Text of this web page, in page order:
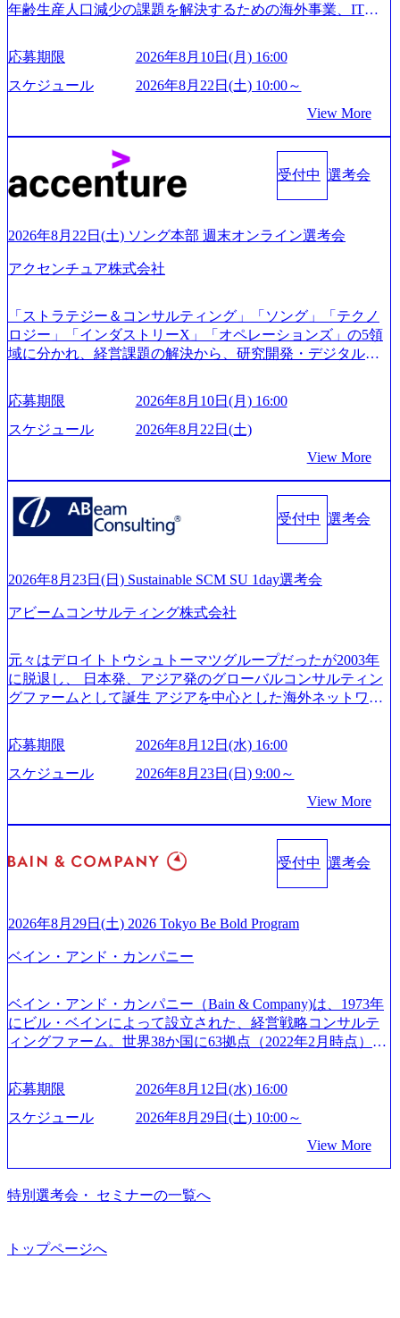
年齢生産人口減少の課題を解決するための海外事業、IT事
以上の事業を展開する オールインハウスの組織体制をとっ
ており社内で新しい事業開発などの人員調達できる 独立資
本経営をとっており、事業創造の自由度が高い https://storag
s/20240925162633_7242d0de-3e54-4f03-b076-00318d5c0dff_120
0x644.webp レバレジーズ株式会社 会社説明資料 (https://spea
kerdeck.com/leverages/leverages-hui-she-shao-jie-zi-liao-zhong-tu-
cai-yong-xiang-ke) 「働く人」「事業・サービス」「カルチャ
ー」など、レバレジーズのリアルを取り上げています！ (htt
「外国人留学生等受入環境整備事業委託業務」を受託 (http
s://prtimes.jp/main/html/rd/p/000000612.000010591.html) レバレ
ジーズ、モチベーション管理システム「NALYSYS」リリー
m/@leveragesCh) レバレジーズで活躍するメンバー紹介！〜
管理職種編 〜 (https://www.youtube.com/watch?v=RETwZKac2
UI) レバレジーズで活躍するメンバー紹介！〜 営業職種編
来黒字を維持し、急成長中でありながら安定した事業を展
円を目指す日本にもなかなかないメガベンチャー。創業か
ら黒字経営。年間130%成長 https://storage.googleapis.com/our-
527843-d227-4df8-b86c-5587f843fdf6_1200x471.webp https://stor
age.googleapis.com/our-vision-production.appspot.com/public/imag
es/20251030164946_dc0888f6-0539-4887-84d7-34c8d8544226_1
200x666.webp 年間100億円規模の投資の元、10以上もの新規
能 社内転職が活発であり、多様なスキルを1社で身に着ける
ことが可能 事業開発・運用を内包かする「オールインハウ
ス」型の組織体。社内スカウトや社内公募制度を用いて主
165942_70f09968-1b27-43e6-b849-1cd107c4f488_1200x698.web
p ## 働き方／WLB／待遇 内装8億円超のかっこいいオフィ
スがあり、 働き甲斐のあるランキング、新卒注目ランキン
ため事業創造の自由度が高く、赤字事業でも投資して長期
的な成長を若手に任せられる環境 対面でのコミュニケーシ
ョンメリットを重視するため出社勤務。1日の労働時間平均
ア組織） 2026年8月22日(土) 10:00～最長16:00 2026年8月10
日(月) 16:00 ※応募者が定員を上回る場合は、厳正なる審査
の上参加者を決定させていただきます。ご了承ください。
● 当日の流れ 受付 → 会社説明会 → 面接(会社説明会終了
後、随時ご案内) ※全てリモートにて実施します。 ※参加
通常の選考フローと異なり、事前に適性検査をご受検いた
ションサーチになります。 ご経験やスキル、そして適性や
きます。 ※本求人はレバテック株式会社の雇用となりま
す。 ※案件によっては客先に出向いての作業も発生しま
す。 ＜ITコンサルタント＞ Webアプリケーション、SaaS系
模基幹システムにおける最上流のPoC(概念実証)支援から構
想策定、開発マネジメント支援までを一気通貫で担当して
います。 生成AIなどの最新技術とシステムを活用し、顧客
の業務革新と効率化の実現に貢献します。 ＜PL/PM＞ 顧客
の要望を深くヒアリングし、企画構想からアジャイル開発
による開発支援までを一気通貫で推進していただきます。
プロジェクト提案・推進の中核として、企画・要件定義か
流での現状分析、顧客ヒアリング、戦略策定、技術選定、
応募期限
2026年8月10日(月) 16:00
スケジュール
2026年8月22日(土) 10:00～
View More
受付中 選考会
2026年8月22日(土) ソング本部 週末オンライン選考会
アクセンチュア株式会社
「ストラテジー＆コンサルティング」「ソング」「テクノ
ロジー」「インダストリーX」「オペレーションズ」の5領
域に分かれ、経営課題の解決から、研究開発・デジタル・
グ領域からその実行的側面であるITサービスの提供まで一
貫して支援する総合系・IT系ファームである あらゆる産業
において非常に良質な顧客基盤を築いており、Fortune Globa
手掛けたプロジェクトは「ファーストリテイリングにおけ
るグローバル化」「資生堂グループのDX化支援」「ヴィヴ
ィアン・ウエストウッドの製品開発」など多岐にわたる コ
ンサルティング活動のみならず、2021年にはKDDIと合弁会
社「ARISE analytics」を設立し、人工知能とデータアナリテ
ジタル人材育成の支援も盛んに行う 採用資料 (https://www.ac
2/Accenture-Recruiting-Brochure.pdf#zoom=50) 女性の活躍につ
rs/corporate/document/women-brochure.pdf#zoom=50) 社員発信
のキャリアブログ (https://www.accenture.com/jp-ja/blogs/japan-
careers-blog) 江川社長が語る「105点経営」 (https://business.ni
kkei.com/atcl/gen/19/00604/021600008/) 規模拡大で成功する理
6218) 大手広告代理店出身者などマーケティングのトップ人
材が集結するワケ (https://markezine.jp/article/detail/45446) エン
ジニアからコンサルタントへ。会社に入って、何が変わっ
た？ (https://www.businessinsider.jp/post-288838) プラダ：ラグ
nture.com/jp-ja/case-studies/song/prada-luxury-product-customizati
on) 大正製薬：ITカーブアウト支援 (https://www.accenture.co
m/jp-ja/case-studies/consulting/taisho-pharmaceutical)（ストラテ
ジー & コンサルティング） ソフトバンク：初のオンライン
s://www.accenture.com/jp-ja/case-studies/communications-media/so
する「保安ネット」を構築。省庁DXの先進事例を実現 (http
ry-safety-network)（公共サービス） カルビー：SAP HANAの
導入で基幹システムを刷新 (https://www.accenture.com/jp-ja/ca
se-studies/consumer-goods-services/calbee)（消費財・サービ
る 日本では2.3万人以上の従業員を擁しており(会計系BIG4
を上回る規模感)、営業利益率も約15％と驚異的な数字とな
を遂げていることから、今後も高い成長が見込まれる 多く
の技術者を抱えており、アビームコンサルティングに続い
て日本国内2番目にSAP認定コンサルタント制度の有資格者
数が多く、特にIT領域に強みを持つ グローバルのポジショ
ーケットプレイス」が存在し、本ツールを活用で上司の引
応募期限
2026年8月10日(月) 16:00
スケジュール
2026年8月22日(土)
View More
受付中 選考会
2026年8月23日(日) Sustainable SCM SU 1day選考会
アビームコンサルティング株式会社
元々はデロイトトウシュトーマツグループだったが2003年
に脱退し、 日本発、アジア発のグローバルコンサルティン
グファームとして誕生 アジアを中心とした海外ネットワー
供している日系最大級の総合コンサルティングファーム
『Build Beyond As One ®.』をブランドメッセージに掲げ、
企業や組織の変革を通じて社会や産業の課題を解決し、未
確実な実現と社会的価値及び経済的価値の追求にも貢献 NE
Cとの戦略的資本提携も実現して、現在はNECのグループ会
シングなどの専門知識と、豊富な経験を持つ約6,000名を超
えるプロフェッショナルを有する 金融、製造、流通、エネ
トとしている SAP領域においては日本市場No.1を誇り、全
定コンサルタント資格を取得している また、日本国内企業
資格も保有、さまざまな業界・業種でのプロジェクト実績
と蓄積されたノウハウを基に独自の方法論やテンプレート
を開発し、それらを活用してお客様に最適なSAPコンサル
ティングサービスを提供する https://storage.googleapis.com/our
96dc8f2-7d54-42b9-a7ae-8c532c52d3d8_1200x678.webp アビー
ムコンサルティング会社資料 (https://www.abeam.com/content/
dam/abeam/jp/ja/about/company/ABeamConsultingCompanyProfil
e_jpn_4.pdf) 『SAP AWARD OF EXCELLENCE 2024』にお
ルティング、社員の健康改善を支援 食事・睡眠など可視
w.businessinsider.jp/post-283587) アサヒグループホールディン
応募期限
2026年8月12日(水) 16:00
スケジュール
2026年8月23日(日) 9:00～
View More
受付中 選考会
2026年8月29日(土) 2026 Tokyo Be Bold Program
ベイン・アンド・カンパニー
ベイン・アンド・カンパニー（Bain & Company)は、1973年
にビル・ベインによって設立された、経営戦略コンサルテ
ィングファーム。世界38か国に63拠点（2022年2月時点）、
アントにお届けするのは単なるレポートではなく、『結
果』である。」この原則のもと、ベインは1973年に創業さ
れた。クライアントが不確かな未来の中、競争に勝てるよ
に、提言を具体的な行動に落とし込んでいる。 徹底した
「結果主義」を標榜。クライアントのフルポテンシャル実
現を目標に、具体的に目に見える成果を出すことを信条と
（真北）という言葉がよくつかわれる。針が少し東に傾い
応募期限
2026年8月12日(水) 16:00
スケジュール
2026年8月29日(土) 10:00～
View More
特別選考会・ セミナーの一覧へ
トップページへ